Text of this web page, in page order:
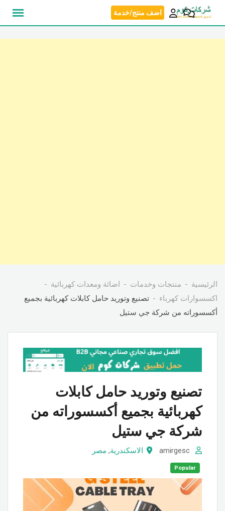
انتقل
اضف منتج/خدمة
الرئيسية منتجات وخدمات
اضائة ومعدات كهربائية
اكسسوارات كهرباء
تصنيع وتوريد حامل كابلات كهربائية بجميع
أكسسوراته من شركة جي ستيل
تصنيع وتوريد حامل كابلات
كهربائية بجميع أكسسوراته من
شركة جي ستيل
الاسكندرية, مصر
Popular